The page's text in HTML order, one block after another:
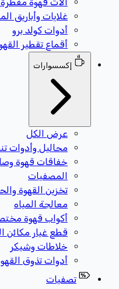
غلايات وأباريق
أدوات كولد برو
أقماع تقطير
إكسسوارات
عرض الكل
محاليل وأدوات
خفاقات قهوة
المصفيات
تخزين القهوة
معالجة المياه
أكواب قهوة
قطع غيار مكائن
خلاطات وشيكر
أدوات تذوق
تصفيات